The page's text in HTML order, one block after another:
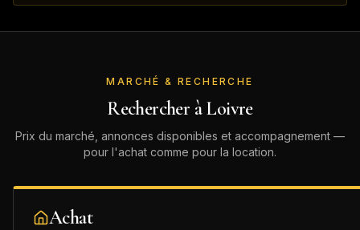
MARCHÉ & RECHERCHE
Rechercher àLoivre
Prix du marché, annonces disponibles et accompagnement —
pour l'achat comme pour la location.
Achat